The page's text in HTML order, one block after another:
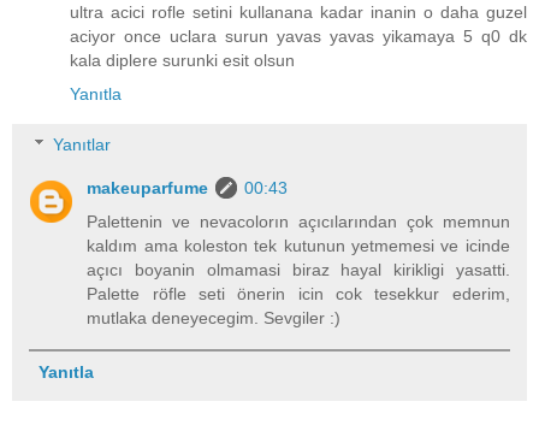
ultra acici rofle setini kullanana kadar inanin o daha guzel
aciyor once uclara surun yavas yavas yikamaya 5 q0 dk
kala diplere surunki esit olsun
Yanıtla
Yanıtlar
makeuparfume
00:43
Palettenin ve nevacolorın açıcılarından çok memnun
kaldım ama koleston tek kutunun yetmemesi ve icinde
açıcı boyanin olmamasi biraz hayal kirikligi yasatti.
Palette röfle seti önerin icin cok tesekkur ederim,
mutlaka deneyecegim. Sevgiler :)
Yanıtla